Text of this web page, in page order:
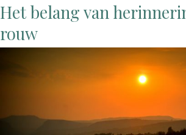
Het belang van
rouw